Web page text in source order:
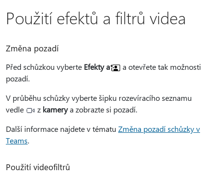
Použití efektů a filtrů videa
Změna pozadí
Před schůzkou vyberte Efekty a
a otevřete tak možnosti
pozadí.
V průběhu schůzky vyberte šipku rozevíracího seznamu
vedle
z kamerya zobrazte si pozadí.
Další informace najdete v tématu Změna pozadí schůzky v
Teams.
Použití videofiltrů